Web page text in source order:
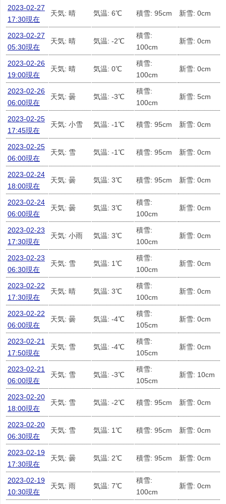
2023-02-27
17:30現在
天気: 晴 気温: 6℃ 積雪: 95cm 新雪: 0cm
2023-02-27
05:30現在
天気: 晴 気温: -2℃
積雪:
100cm
新雪: 0cm
2023-02-26
19:00現在
天気: 晴 気温: 0℃
積雪:
100cm
新雪: 0cm
2023-02-26
06:00現在
天気: 曇 気温: -3℃
積雪:
100cm
新雪: 5cm
2023-02-25
17:45現在
天気: 小雪 気温: -1℃ 積雪: 95cm 新雪: 0cm
2023-02-25
06:00現在
天気: 雪 気温: -1℃ 積雪: 95cm 新雪: 0cm
2023-02-24
18:00現在
天気: 曇 気温: 3℃ 積雪: 95cm 新雪: 0cm
2023-02-24
06:00現在
天気: 曇 気温: 3℃
積雪:
100cm
新雪: 0cm
2023-02-23
17:30現在
天気: 小雨 気温: 3℃
積雪:
100cm
新雪: 0cm
2023-02-23
06:30現在
天気: 雪 気温: 1℃
積雪:
100cm
新雪: 0cm
2023-02-22
17:30現在
天気: 晴 気温: 3℃
積雪:
100cm
新雪: 0cm
2023-02-22
06:00現在
天気: 曇 気温: -4℃
積雪:
105cm
新雪: 0cm
2023-02-21
17:50現在
天気: 雪 気温: -4℃
積雪:
105cm
新雪: 0cm
2023-02-21
06:00現在
天気: 雪 気温: -3℃
積雪:
105cm
新雪: 10cm
2023-02-20
18:00現在
天気: 雪 気温: -2℃ 積雪: 95cm 新雪: 0cm
2023-02-20
06:30現在
天気: 雪 気温: 1℃ 積雪: 95cm 新雪: 0cm
2023-02-19
17:30現在
天気: 曇 気温: 2℃ 積雪: 95cm 新雪: 0cm
2023-02-19
10:30現在
天気: 雨 気温: 7℃
積雪:
100cm
新雪: 0cm